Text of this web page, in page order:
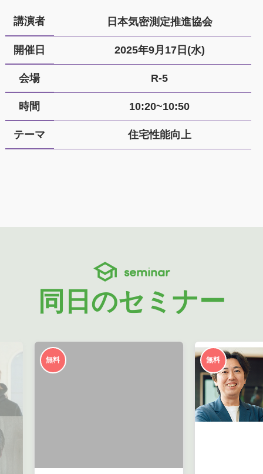
講演者 日本気密測定推進協会
開催日 2025年9月17日(水)
会場 R-5
時間 10:20~10:50
テーマ 住宅性能向上
seminar
同日のセミナー
無料